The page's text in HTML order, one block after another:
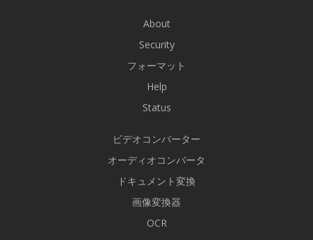
About
Security
フォーマット
Help
Status
ビデオコンバーター
オーディオコンバータ
ドキュメント変換
画像変換器
OCR